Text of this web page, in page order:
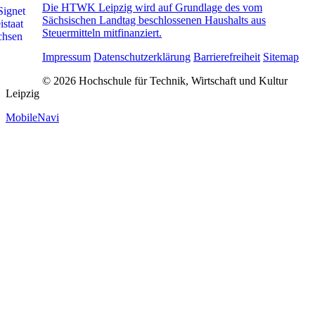
Die HTWK Leipzig wird auf Grundlage des vom
Sächsischen Landtag beschlossenen Haushalts aus
Steuermitteln mitfinanziert.
Impressum Datenschutzerklärung Barrierefreiheit Sitemap
© 2026 Hochschule für Technik, Wirtschaft und Kultur
Leipzig
MobileNavi